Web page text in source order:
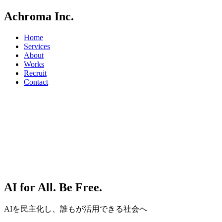
Achroma Inc.
Home
Services
About
Works
Recruit
Contact
AI for All. Be Free.
AIを民主化し、誰もが活用できる社会へ